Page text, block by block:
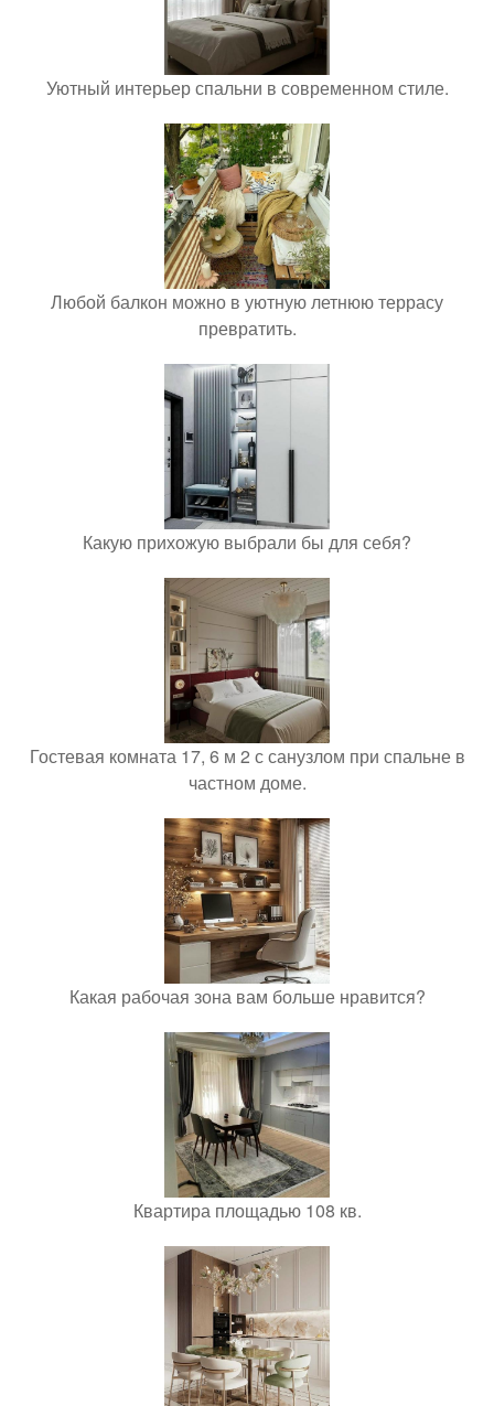
Уютный интерьер спальни в современном стиле.
Любой балкон можно в уютную летнюю террасу
превратить.
Какую прихожую выбрали бы для себя?
Гостевая комната 17, 6 м 2 с санузлом при спальне в
частном доме.
Какая рабочая зона вам больше нравится?
Квартира площадью 108 кв.